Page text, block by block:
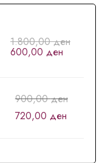
1.800,00ден
600,00 ден
900,00ден
720,00 ден